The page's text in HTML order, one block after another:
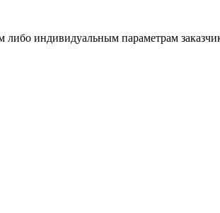
либо индивидуальным параметрам